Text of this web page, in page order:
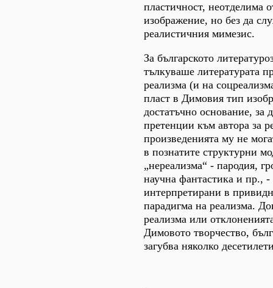
пластичност, неотделима
изображение, но без да
реалистичния мимезис.
За българското
тълкуваше литературата
реализма (и на
пласт в Димовия тип
достатъчно основание, за
претенции към автора за
произведенията му не
в познатите структурни
„нереализма“ - пародия,
научна фантастика и пр., -
интерпретирани в
парадигма на реализма.
реализма или
Димовото творчество,
загубва няколко